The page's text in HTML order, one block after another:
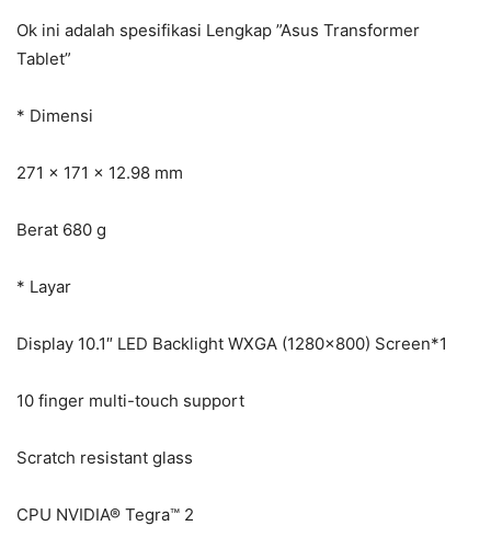
Ok ini adalah spesifikasi Lengkap ”Asus Transformer
Tablet”
* Dimensi
271 x 171 x 12.98 mm
Berat 680 g
* Layar
Display 10.1″ LED Backlight WXGA (1280×800) Screen*1
10 finger multi-touch support
Scratch resistant glass
CPU NVIDIA® Tegra™ 2